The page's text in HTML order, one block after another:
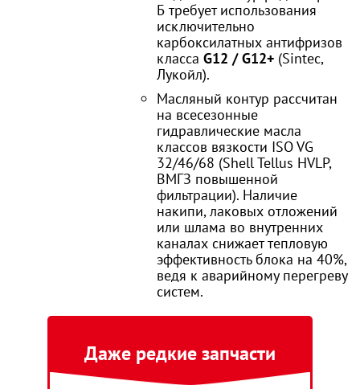
Б требует использования
исключительно
карбоксилатных антифризов
класса G12 / G12+ (Sintec,
Лукойл).
Масляный контур рассчитан
на всесезонные
гидравлические масла
классов вязкости ISO VG
32/46/68 (Shell Tellus HVLP,
ВМГЗ повышенной
фильтрации). Наличие
накипи, лаковых отложений
или шлама во внутренних
каналах снижает тепловую
эффективность блока на 40%,
ведя к аварийному перегреву
систем.
Даже редкие запчасти